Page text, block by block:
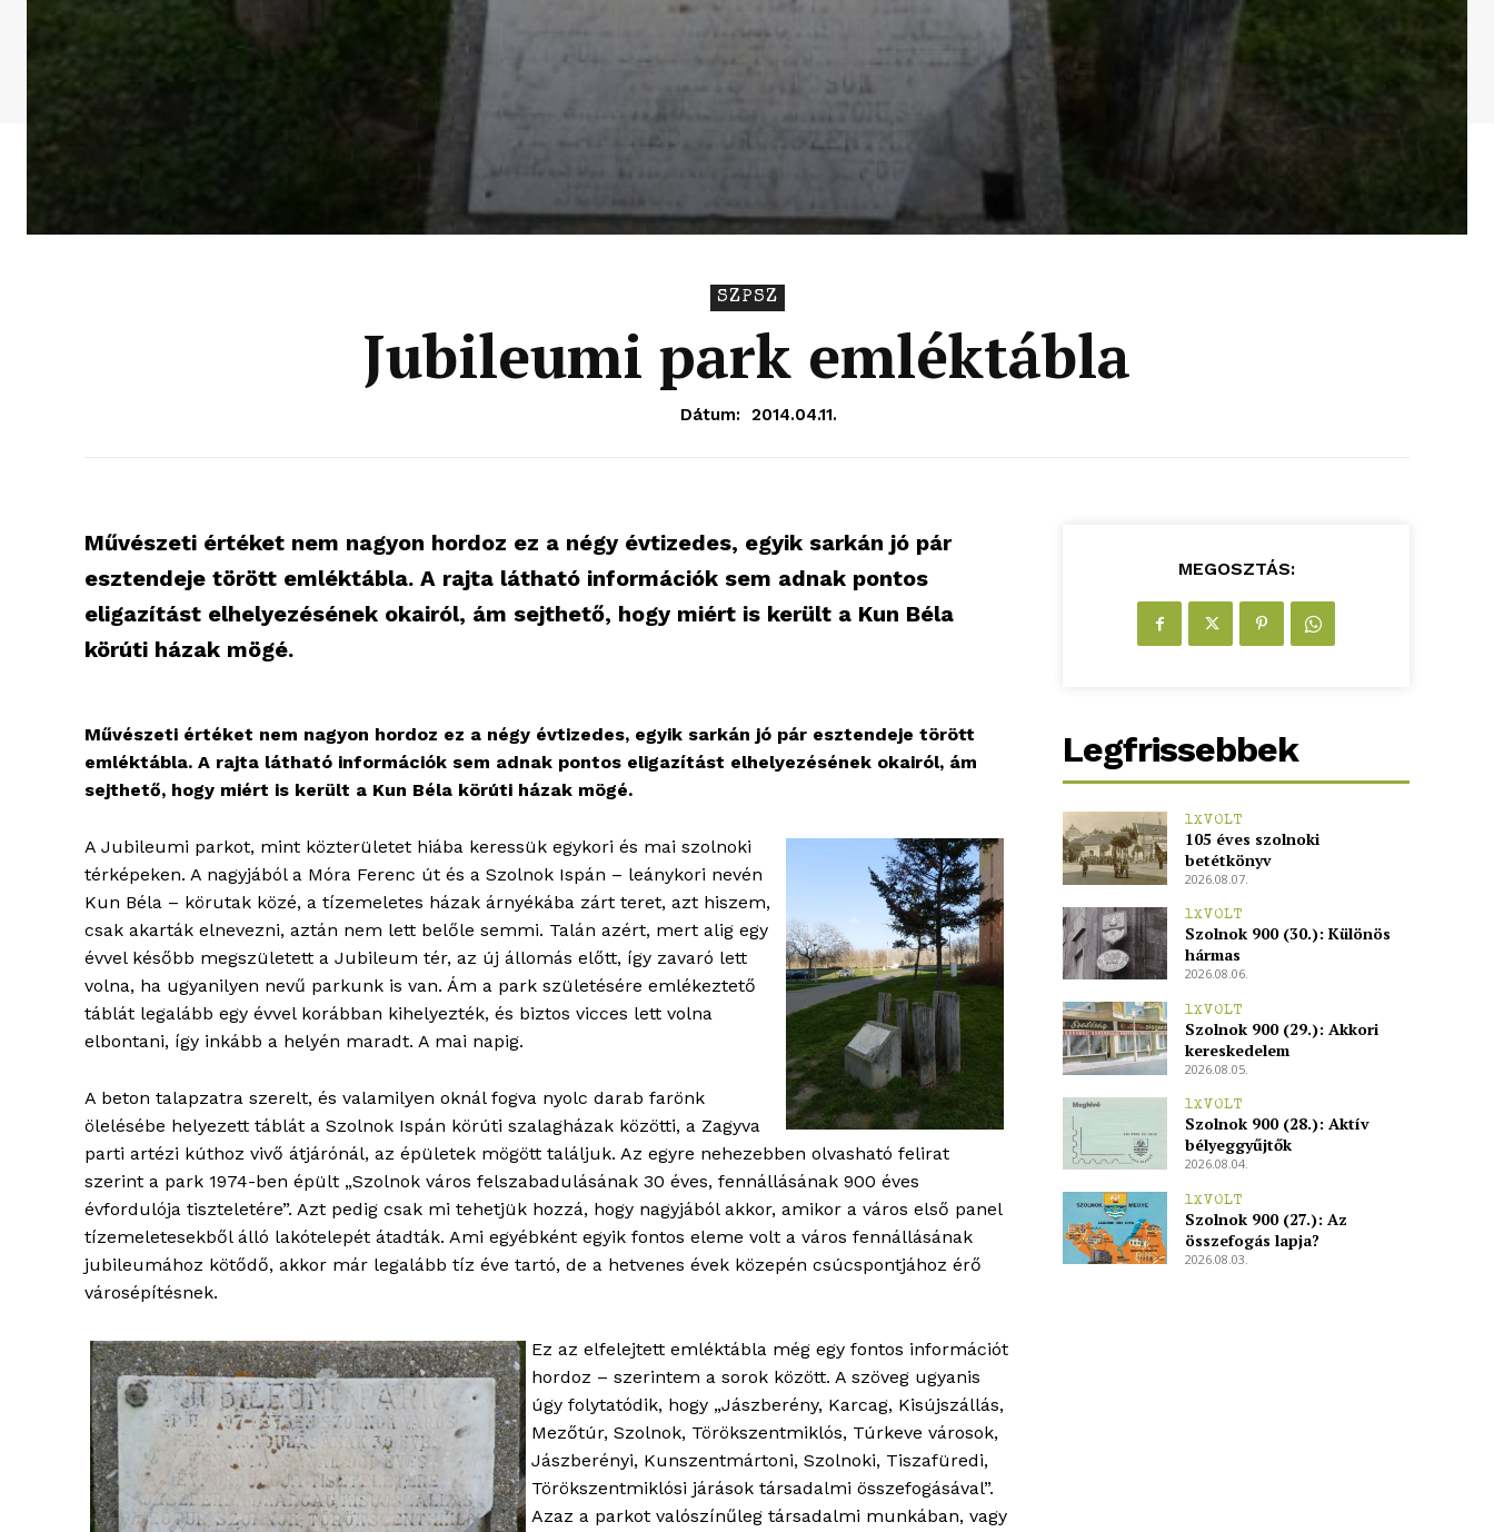
blogSZOLNOK
szubjektív
élményportál
Hasznos
bSZ fiók
Előfizetés
SZPSZ
Jubileumi park emléktábla
Dátum: 2014.04.11.
Művészeti értéket nem nagyon hordoz ez a négy évtizedes, egyik sarkán jó pár
esztendeje törött emléktábla. A rajta látható információk sem adnak pontos
eligazítást elhelyezésének okairól, ám sejthető, hogy miért is került a Kun Béla
körúti házak mögé.
Művészeti értéket nem nagyon hordoz ez a négy évtizedes, egyik sarkán jó pár esztendeje törött
emléktábla. A rajta látható információk sem adnak pontos eligazítást elhelyezésének okairól, ám
sejthető, hogy miért is került a Kun Béla körúti házak mögé.
A Jubileumi parkot, mint közterületet hiába keressük egykori és mai szolnoki
térképeken. A nagyjából a Móra Ferenc út és a Szolnok Ispán – leánykori nevén
Kun Béla – körutak közé, a tízemeletes házak árnyékába zárt teret, azt hiszem,
csak akarták elnevezni, aztán nem lett belőle semmi. Talán azért, mert alig egy
évvel később megszületett a Jubileum tér, az új állomás előtt, így zavaró lett
volna, ha ugyanilyen nevű parkunk is van. Ám a park születésére emlékeztető
táblát legalább egy évvel korábban kihelyezték, és biztos vicces lett volna
elbontani, így inkább a helyén maradt. A mai napig.
A beton talapzatra szerelt, és valamilyen oknál fogva nyolc darab farönk
ölelésébe helyezett táblát a Szolnok Ispán körúti szalagházak közötti, a Zagyva
parti artézi kúthoz vivő átjárónál, az épületek mögött találjuk. Az egyre nehezebben olvasható felirat
szerint a park 1974-ben épült „Szolnok város felszabadulásának 30 éves, fennállásának 900 éves
évfordulója tiszteletére”. Azt pedig csak mi tehetjük hozzá, hogy nagyjából akkor, amikor a város első panel
tízemeletesekből álló lakótelepét átadták. Ami egyébként egyik fontos eleme volt a város fennállásának
jubileumához kötődő, akkor már legalább tíz éve tartó, de a hetvenes évek közepén csúcspontjához érő
városépítésnek.
Ez az elfelejtett emléktábla még egy fontos információt
hordoz – szerintem a sorok között. A szöveg ugyanis
úgy folytatódik, hogy „Jászberény, Karcag, Kisújszállás,
Mezőtúr, Szolnok, Törökszentmiklós, Túrkeve városok,
Jászberényi, Kunszentmártoni, Szolnoki, Tiszafüredi,
Törökszentmiklósi járások társadalmi összefogásával”.
Azaz a parkot valószínűleg társadalmi munkában, vagy
MEGOSZTÁS:
Legfrissebbek
1XVOLT
105 éves szolnoki
betétkönyv
2026.08.07.
1XVOLT
Szolnok 900 (30.): Különös
hármas
2026.08.06.
1XVOLT
Szolnok 900 (29.): Akkori
kereskedelem
2026.08.05.
1XVOLT
Szolnok 900 (28.): Aktív
bélyeggyűjtők
2026.08.04.
1XVOLT
Szolnok 900 (27.): Az
összefogás lapja?
2026.08.03.